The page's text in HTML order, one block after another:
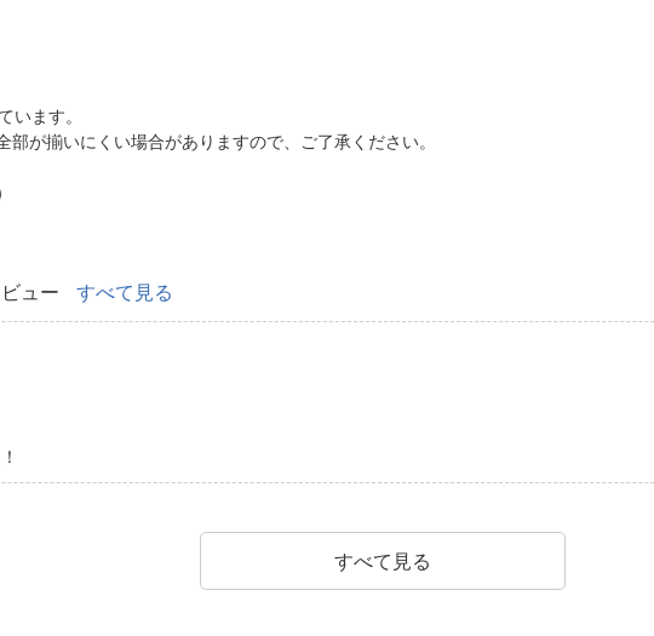
います。
が揃いにくい場合がありますので、ご了承ください。
ュー すべて見る
すべて見る